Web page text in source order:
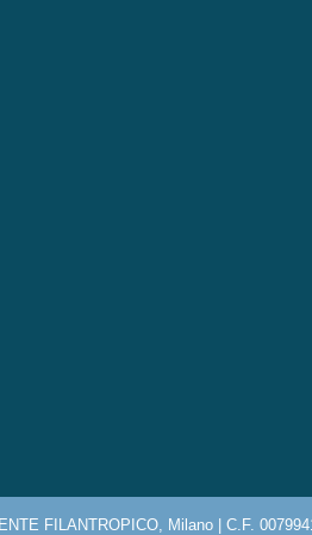
FILANTROPICO, Milano | C.F.